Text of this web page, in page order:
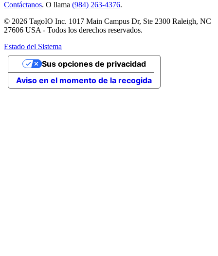
Contáctanos. O llama (984) 263-4376.
© 2026 TagoIO Inc. 1017 Main Campus Dr, Ste 2300 Raleigh, NC
27606 USA - Todos los derechos reservados.
Estado del Sistema
Aviso en el momento de la recogida
Sus opciones de privacidad